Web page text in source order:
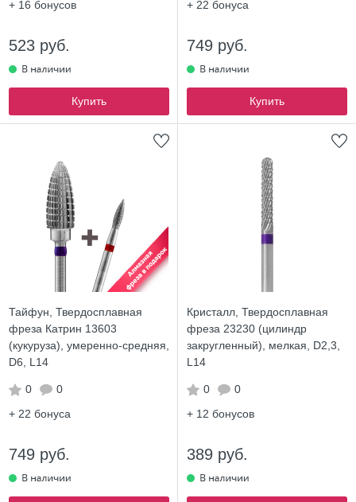
+ 16 бонусов
523 руб.
Купить
+ 22 бонуса
749 руб.
Купить
Тайфун, Твердосплавная
фреза Катрин 13603
(кукуруза), умеренно-средняя,
D6, L14
0
0
+ 22 бонуса
749 руб.
Кристалл, Твердосплавная
фреза 23230 (цилиндр
закругленный), мелкая, D2,3,
L14
0
0
+ 12 бонусов
389 руб.